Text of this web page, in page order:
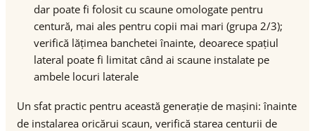
dar poate fi folosit cu scaune omologate pentru
centură, mai ales pentru copii mai mari (grupa 2/3);
verifică lățimea banchetei înainte, deoarece spațiul
lateral poate fi limitat când ai scaune instalate pe
ambele locuri laterale
Un sfat practic pentru această generație de mașini: înainte
de instalarea oricărui scaun, verifică starea centurii de